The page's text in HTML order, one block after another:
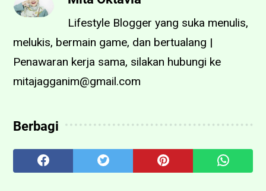
Lifestyle Blogger yang suka menulis,
melukis, bermain game, dan bertualang |
Penawaran kerja sama, silakan hubungi ke
mitajagganim@gmail.com
Berbagi